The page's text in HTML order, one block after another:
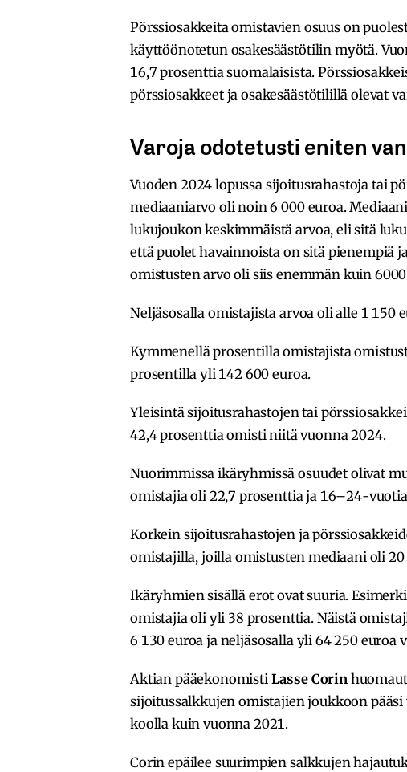
Pörssiosakkeita omistavien osuus on
käyttöönotetun osakesäästötilin myötä.
16,7 prosenttia suomalaisista.
pörssiosakkeet ja osakesäästötilillä olevat
Varoja odotetusti eniten
Vuoden 2024 lopussa sijoitusrahastoja tai
mediaaniarvo oli noin 6 000 euroa.
lukujoukon keskimmäistä arvoa, eli sitä
että puolet havainnoista on sitä pienempiä
omistusten arvo oli siis enemmän kuin
Neljäsosalla omistajista arvoa oli alle 1 150
Kymmenellä prosentilla omistajista
prosentilla yli 142 600 euroa.
Yleisintä sijoitusrahastojen tai
42,4 prosenttia omisti niitä vuonna 2024.
Nuorimmissa ikäryhmissä osuudet olivat
omistajia oli 22,7 prosenttia ja 16–24-
Korkein sijoitusrahastojen ja
omistajilla, joilla omistusten mediaani oli 20
Ikäryhmien sisällä erot ovat suuria.
omistajia oli yli 38 prosenttia. Näistä
6 130 euroa ja neljäsosalla yli 64 250 euroa
Aktian pääekonomisti Lasse Corin
sijoitussalkkujen omistajien joukkoon
koolla kuin vuonna 2021.
Corin epäilee suurimpien salkkujen